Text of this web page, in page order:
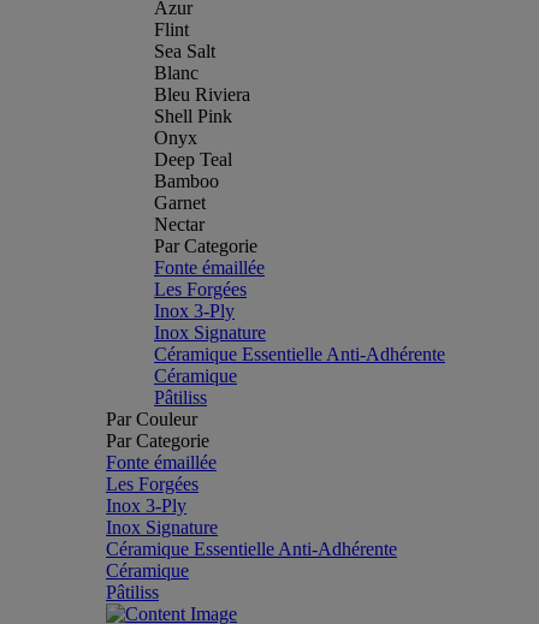
Azur
Flint
Sea Salt
Blanc
Bleu Riviera
Shell Pink
Onyx
Deep Teal
Bamboo
Garnet
Nectar
Par Categorie
Fonte émaillée
Les Forgées
Inox 3-Ply
Inox Signature
Céramique Essentielle Anti-Adhérente
Céramique
Pâtiliss
Par Couleur
Par Categorie
Fonte émaillée
Les Forgées
Inox 3-Ply
Inox Signature
Céramique Essentielle Anti-Adhérente
Céramique
Pâtiliss